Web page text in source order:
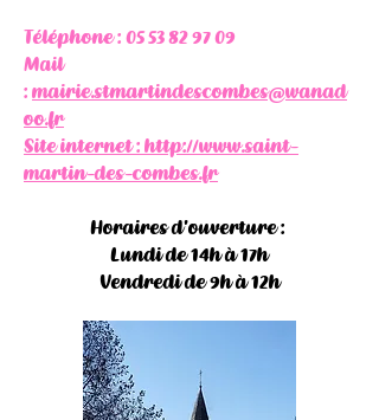
Téléphone : 05 53 82 97 09
Mail
: mairie.stmartindescombes@wanad
oo.fr
Site internet : http://www.saint-
martin-des-combes.fr
Horaires d'ouverture :
Lundi de 14h à 17h
Vendredi de 9h à 12h